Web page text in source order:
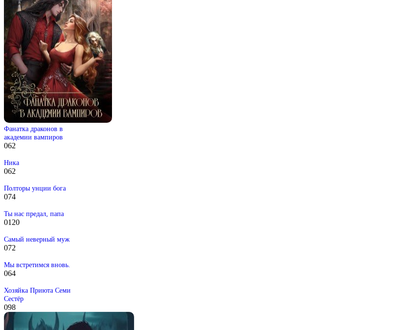
Фанатка драконов в
академии вампиров
062
Ника
062
Полторы унции бога
074
Ты нас предал, папа
0120
Самый неверный муж
072
Мы встретимся вновь.
064
Хозяйка Приюта Семи
Сестёр
098